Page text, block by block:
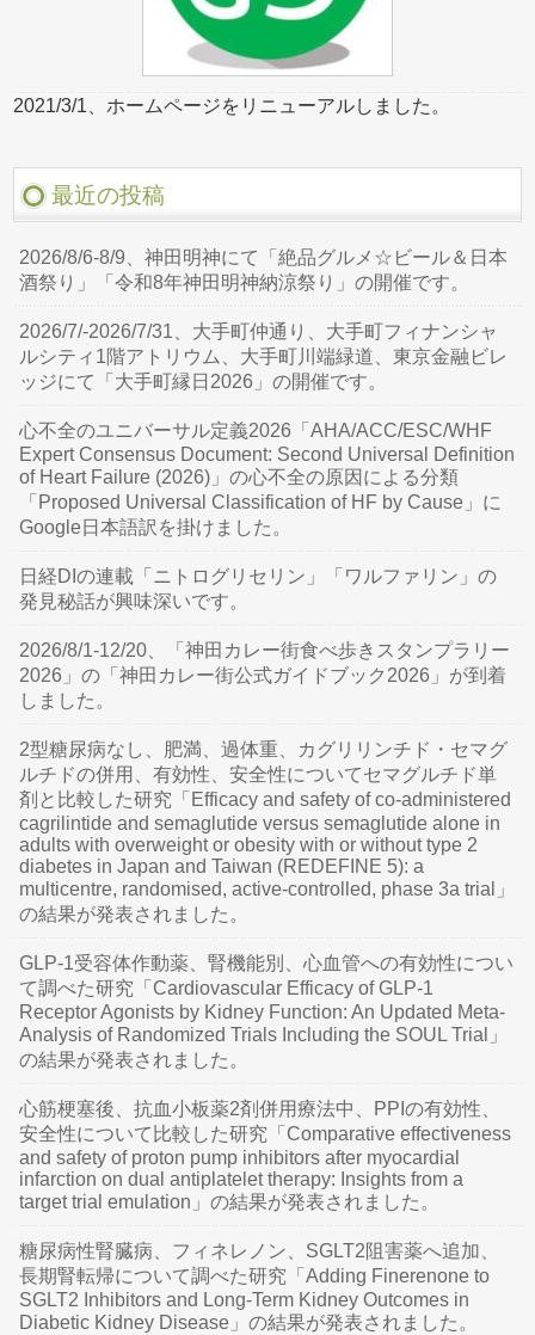
2021/3/1、ホームページをリニューアルしました。
最近の投稿
2026/8/6-8/9、神田明神にて「絶品グルメ☆ビール＆日本
酒祭り」「令和8年神田明神納涼祭り」の開催です。
2026/7/-2026/7/31、大手町仲通り、大手町フィナンシャ
ルシティ1階アトリウム、大手町川端緑道、東京金融ビレ
ッジにて「大手町縁日2026」の開催です。
心不全のユニバーサル定義2026「AHA/ACC/ESC/WHF
Expert Consensus Document: Second Universal Definition
of Heart Failure (2026)」の心不全の原因による分類
「Proposed Universal Classification of HF by Cause」に
Google日本語訳を掛けました。
日経DIの連載「ニトログリセリン」「ワルファリン」の
発見秘話が興味深いです。
2026/8/1-12/20、「神田カレー街食べ歩きスタンプラリー
2026」の「神田カレー街公式ガイドブック2026」が到着
しました。
2型糖尿病なし、肥満、過体重、カグリリンチド・セマグ
ルチドの併用、有効性、安全性についてセマグルチド単
剤と比較した研究「Efficacy and safety of co-administered
cagrilintide and semaglutide versus semaglutide alone in
adults with overweight or obesity with or without type 2
diabetes in Japan and Taiwan (REDEFINE 5): a
multicentre, randomised, active-controlled, phase 3a trial」
の結果が発表されました。
GLP-1受容体作動薬、腎機能別、心血管への有効性につい
て調べた研究「Cardiovascular Efficacy of GLP-1
Receptor Agonists by Kidney Function: An Updated Meta-
Analysis of Randomized Trials Including the SOUL Trial」
の結果が発表されました。
心筋梗塞後、抗血小板薬2剤併用療法中、PPIの有効性、
安全性について比較した研究「Comparative effectiveness
and safety of proton pump inhibitors after myocardial
infarction on dual antiplatelet therapy: Insights from a
target trial emulation」の結果が発表されました。
糖尿病性腎臓病、フィネレノン、SGLT2阻害薬へ追加、
長期腎転帰について調べた研究「Adding Finerenone to
SGLT2 Inhibitors and Long-Term Kidney Outcomes in
Diabetic Kidney Disease」の結果が発表されました。